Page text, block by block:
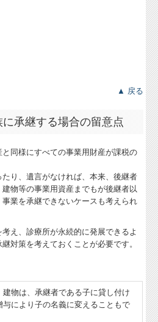
▲ 戻る
承継する場合の留意点
同様にすべての事業用財産が課税の
り、遺言がなければ、本来、後継者
物等の事業用資産までもが後継者以
業を承継できないケースも考えられ
え、診療所が永続的に発展できるよ
対策を考えておくことが必要です。
建物は、承継者である子に貸し付け
与により子の名義に変えることもで